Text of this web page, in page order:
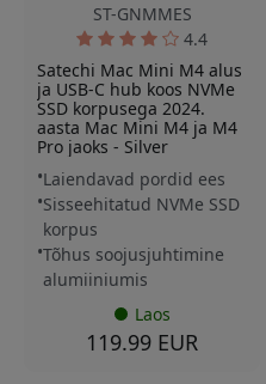
ST-GNMMES
4.4
Satechi Mac Mini M4 alus
ja USB-C hub koos NVMe
SSD korpusega 2024.
aasta Mac Mini M4 ja M4
Pro jaoks - Silver
Laiendavad pordid ees
Sisseehitatud NVMe SSD
korpus
Tõhus soojusjuhtimine
alumiiniumis
Laos
119.99 EUR